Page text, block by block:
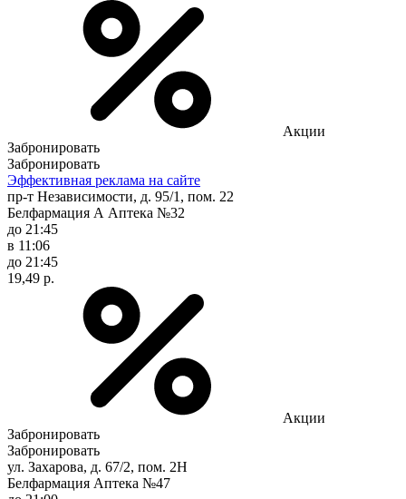
Акции
Забронировать
Забронировать
Эффективная реклама на сайте
пр-т Независимости, д. 95/1, пом. 22
Белфармация А Аптека №32
до 21:45
в 11:06
до 21:45
19,49 р.
Акции
Забронировать
Забронировать
ул. Захарова, д. 67/2, пом. 2Н
Белфармация Аптека №47